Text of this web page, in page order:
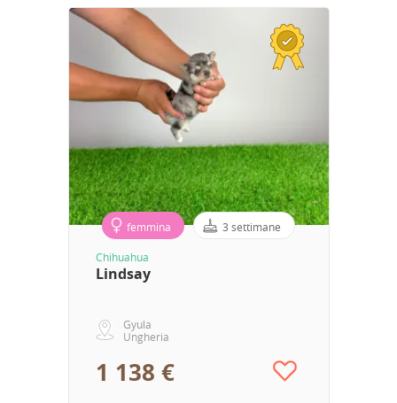
femmina 3 settimane
Chihuahua
Lindsay
Gyula
Ungheria
1 138 €